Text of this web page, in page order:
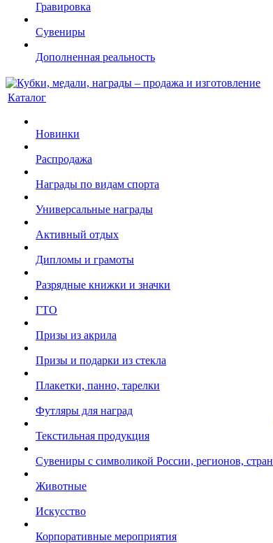
Гравировка
Сувениры
Дополненная реальность
Каталог
Новинки
Распродажа
Награды по видам спорта
Универсальные награды
Активный отдых
Дипломы и грамоты
Разрядные книжки и значки
ГТО
Призы из акрила
Призы и подарки из стекла
Плакетки, панно, тарелки
Футляры для наград
Текстильная продукция
Сувениры с символикой России, регионов, стран
Животные
Искусство
Корпоративные мероприятия